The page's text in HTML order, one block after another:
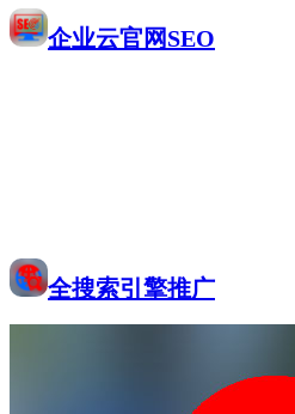
企业云官网SEO
全搜索引擎推广